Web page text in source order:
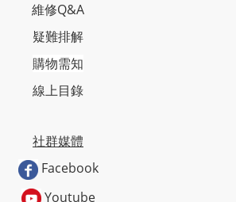
維修Q&A
疑難排解
購物需知
線上目錄
社群媒體
Facebook
Youtube